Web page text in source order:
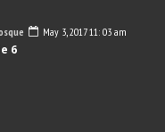
May 3, 2017 11: 03 am
6